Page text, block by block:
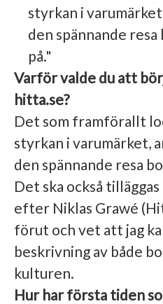
styrkan i
den spännande
på."
Varför valde du att
hitta.se?
Det som framförallt
styrkan i varumärket,
den spännande resa
Det ska också
efter Niklas Grawé
förut och vet att jag
beskrivning av både
kulturen.
Hur har första tiden